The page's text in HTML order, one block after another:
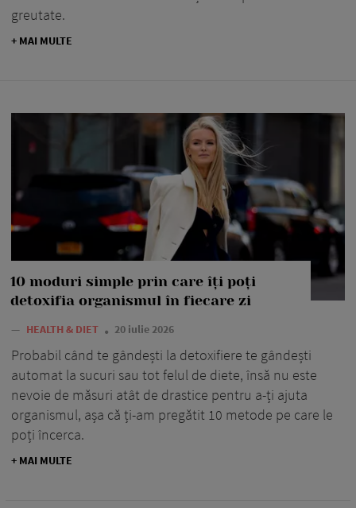
greutate.
+ MAI MULTE
10 moduri simple prin care îți poți
detoxifia organismul în fiecare zi
— HEALTH & DIET 20 iulie 2026
Probabil când te gândești la detoxifiere te gândești
automat la sucuri sau tot felul de diete, însă nu este
nevoie de măsuri atât de drastice pentru a-ți ajuta
organismul, așa că ți-am pregătit 10 metode pe care le
poți încerca.
+ MAI MULTE